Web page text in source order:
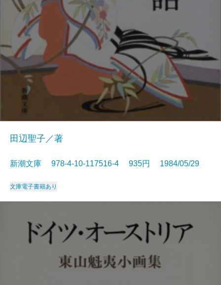
田辺聖子／著
新潮文庫 978-4-10-117516-4 935円 1984/05/29
文庫電子書籍あり